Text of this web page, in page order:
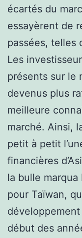
écartés du
essayèrent de
passées, telles
Les
présents sur le
devenus plus
meilleure
marché. Ainsi,
petit à petit
financières
la bulle marqua
pour Taïwan,
début des